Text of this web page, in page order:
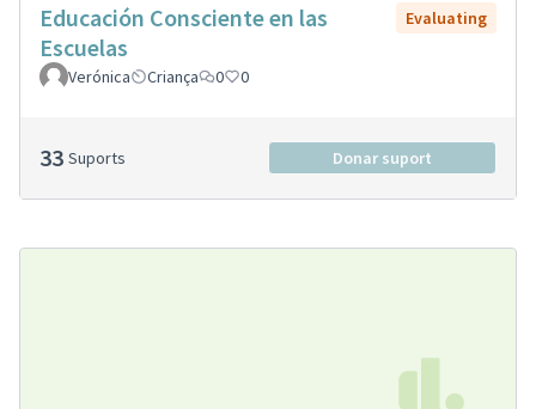
Educación Consciente en las
Escuelas
Evaluating
Verónica Criança 0 0
33 Suports Donar suport